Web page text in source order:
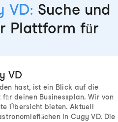
VD: Suche und
Plattform für
VD
hast, ist ein Blick auf die
deinen Businessplan. Wir von
Übersicht bieten. Aktuell
in Cugy VD. Die